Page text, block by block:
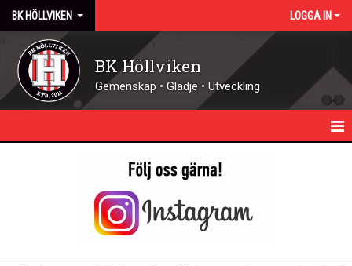
BK HÖLLVIKEN LOGGA IN
BK Höllviken
Gemenskap • Glädje • Utveckling